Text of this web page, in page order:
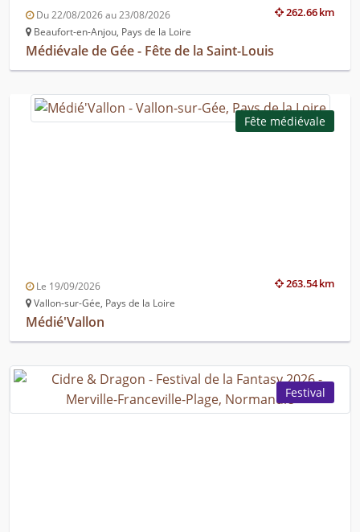
262.66 km
Du 22/08/2026 au 23/08/2026
Beaufort-en-Anjou, Pays de la Loire
Médiévale de Gée - Fête de la Saint-Louis
Fête médiévale
263.54 km
Le 19/09/2026
Vallon-sur-Gée, Pays de la Loire
Médié'Vallon
Festival